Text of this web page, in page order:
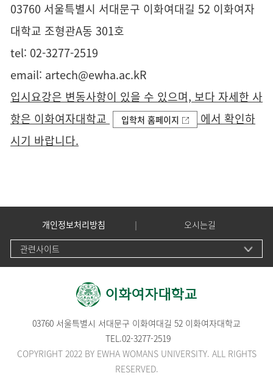
03760 서울특별시 서대문구 이화여대길 52 이화여자
대학교 조형관A동 301호
tel: 02-3277-2519
email: artech@ewha.ac.kR
입시요강은 변동사항이 있을 수 있으며, 보다 자세한 사
항은 이화여자대학교
입학처 홈페이지
에서 확인하
시기 바랍니다.
개인정보처리방침
오시는길
관련사이트
03760 서울특별시 서대문구 이화여대길 52 이화여자대학교
TEL.02-3277-2519
COPYRIGHT 2022 BY EWHA WOMANS UNIVERSITY. ALL RIGHTS
RESERVED.